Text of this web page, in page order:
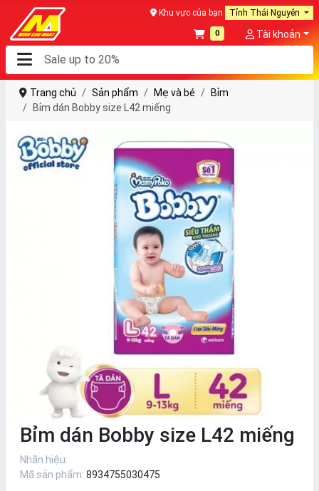
Khu vực của bạn Tỉnh Thái Nguyên
0 Tài khoản
Trang chủ Sản phẩm Mẹ và bé
Bỉm
Bỉm dán Bobby size L42 miếng
Bỉm dán Bobby size L42 miếng
Nhãn hiệu:
Mã sản phẩm: 8934755030475